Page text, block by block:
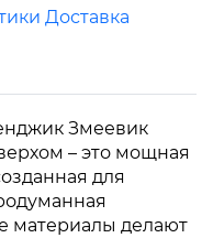
Доставка
Змеевик
– это мощная
для
материалы делают